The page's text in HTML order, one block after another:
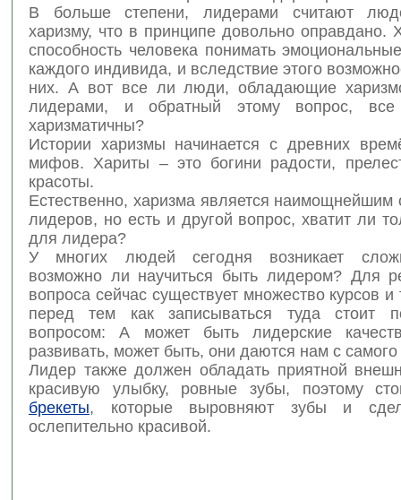
В больше степени, лидерами считают
харизму, что в принципе довольно оправдано.
способность человека понимать
каждого индивида, и вследствие этого
них. А вот все ли люди, обладающие
лидерами, и обратный этому вопрос,
харизматичны?
Истории харизмы начинается с древних
мифов. Хариты – это богини радости,
красоты.
Естественно, харизма является наимощнейшим
лидеров, но есть и другой вопрос, хватит ли
для лидера?
У многих людей сегодня возникает
возможно ли научиться быть лидером? Для
вопроса сейчас существует множество курсов и
перед тем как записываться туда стоит
вопросом: А может быть лидерские
развивать, может быть, они даются нам с
Лидер также должен обладать приятной
красивую улыбку, ровные зубы, поэтому
брекеты, которые выровняют зубы и
ослепительно красивой.